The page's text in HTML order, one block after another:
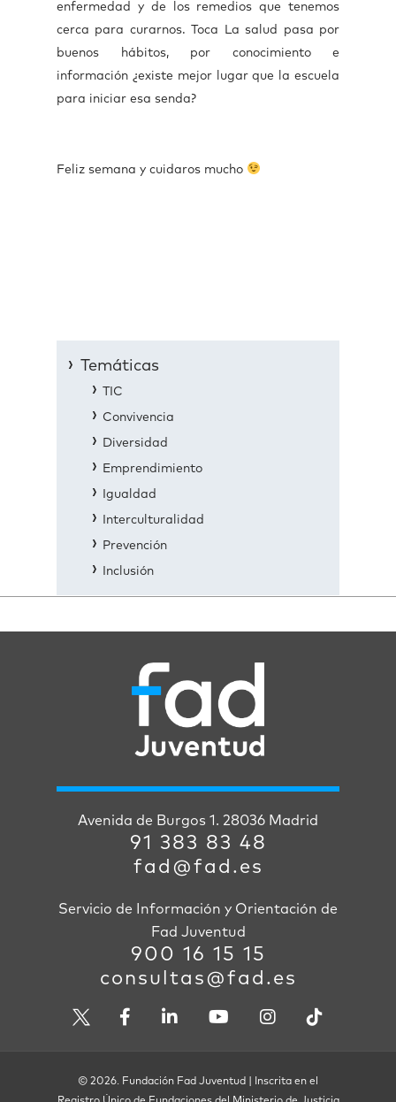
enfermedad y de los remedios que tenemos
cerca para curarnos. Toca La salud pasa por
buenos hábitos, por conocimiento e
información ¿existe mejor lugar que la escuela
para iniciar esa senda?
Feliz semana y cuidaros mucho
Temáticas
TIC
Convivencia
Diversidad
Emprendimiento
Igualdad
Interculturalidad
Prevención
Inclusión
Avenida de Burgos 1. 28036 Madrid
91 383 83 48
fad@fad.es
Servicio de Información y Orientación de
Fad Juventud
900 16 15 15
consultas@fad.es
© 2026. Fundación Fad Juventud | Inscrita en el